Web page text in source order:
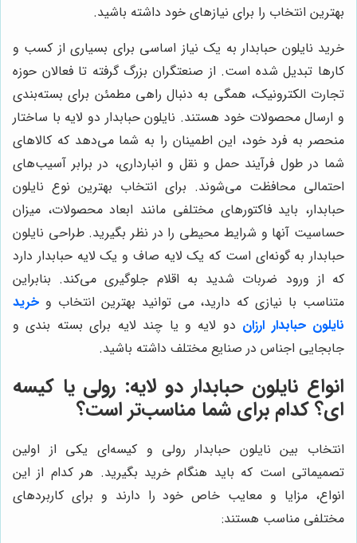
بهترین انتخاب را برای نیازهای خود داشته باشید.
خرید نایلون حبابدار به یک نیاز اساسی برای بسیاری از کسب و
کارها تبدیل شده است. از صنعتگران بزرگ گرفته تا فعالان حوزه
تجارت الکترونیک، همگی به دنبال راهی مطمئن برای بسته‌بندی
و ارسال محصولات خود هستند. نایلون حبابدار دو لایه با ساختار
منحصر به فرد خود، این اطمینان را به شما می‌دهد که کالاهای
شما در طول فرآیند حمل و نقل و انبارداری، در برابر آسیب‌های
احتمالی محافظت می‌شوند. برای انتخاب بهترین نوع نایلون
حبابدار، باید فاکتورهای مختلفی مانند ابعاد محصولات، میزان
حساسیت آنها و شرایط محیطی را در نظر بگیرید. طراحی نایلون
حبابدار به گونه‌ای است که یک لایه صاف و یک لایه حبابدار دارد
که از ورود ضربات شدید به اقلام جلوگیری می‌کند. بنابراین
متناسب با نیازی که دارید، می توانید بهترین انتخاب و خرید
نایلون حبابدار ارزان دو لایه و یا چند لایه برای بسته بندی و
جابجایی اجناس در صنایع مختلف داشته باشید.
انواع نایلون حبابدار دو لایه: رولی یا کیسه
ای؟ کدام برای شما مناسب‌تر است؟
انتخاب بین نایلون حبابدار رولی و کیسه‌ای یکی از اولین
تصمیماتی است که باید هنگام خرید بگیرید. هر کدام از این
انواع، مزایا و معایب خاص خود را دارند و برای کاربردهای
مختلفی مناسب هستند: